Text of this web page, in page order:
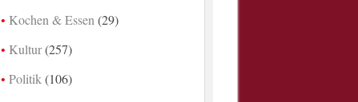
Kochen & Essen (29)
Kultur(257)
Politik (106)